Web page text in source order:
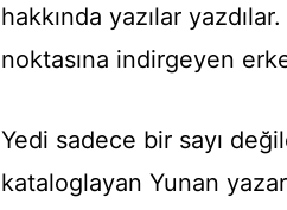
hakkında yazılar
noktasına indirgeyen
Yedi sadece bir sayı
kataloglayan Yunan